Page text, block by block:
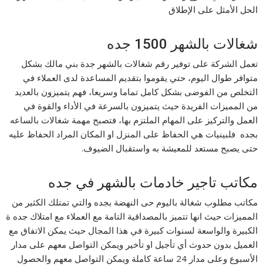
الحل الأمثل على الإطلاق
شغالات بالشهر 1500 جده
تعمل الشركة على توفير رقم شغالات بالشهر جدة بني مالك بشكل
متوافر طوال اليوم، حتي يقوموا بتقديم المساعدة لدى العملاء في
التخلص من الفوضى بشكل كامل تماما وسريعا، فهم يتميزون بالعديد
من المميزات الفريدة حيث يتميزون بالسرعة في الأداء والقوة في
العمل والتركيز على المهام الملتزم بها، فتصبح مهمة شغالات بالساعه
بجده فلبينيات هي الحفاظ على المنزل او المكان المراد الحفاظ عليه
حتى يصبح مستعد للمعيشة به واستقبال الضيوف.
مكاتب تاجير خادمات بالشهر في جده
مكاتب مطلوب شغالة باليوم حى النهضة بجده والتي تمتلك الكثير من
المميزات حيث انها تتميز بالمصداقية التامة مع العملاء مع امتلاك جده ة
الكبيرة والواسعة لسنوات كبيرة في هذا المجال حيث يمكن الاتفاق مع
العميل بدون حدوث أي تأجيل او تأخير ويمكن التواصل معهم على مدار
الأسبوع وعلى مدار 24 ساعة كاملة ويمكن التواصل معهم والحصول